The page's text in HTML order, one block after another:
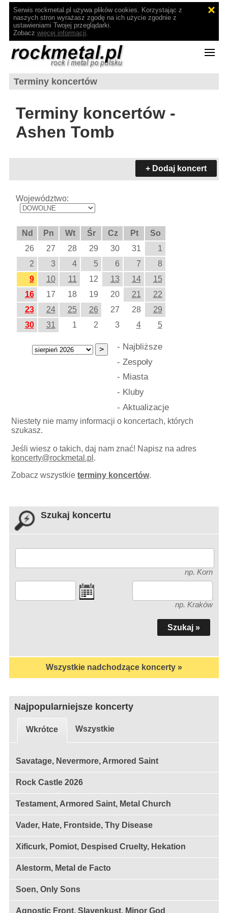
Serwis rockmetal.pl używa plików cookies. Korzystając z
naszych stron wyrażasz zgodę na ich użycie zgodnie z
ustawieniami Twojej przeglądarki.
Zobacz więcej informacji.
Terminy koncertów
Terminy koncertów -
Ashen Tomb
+ Dodaj koncert
Województwo:
Nd Pn Wt Śr Cz Pt
So
26
27 28 29 30 31
1
2
3 4 5 6 7
8
9
10 11 12 13 14
15
16
17 18 19 20 21
22
23
24 25 26 27 28
29
30
31 1 2 3 4 5
- Najbliższe
- Zespoły
- Miasta
- Kluby
- Aktualizacje
Niestety nie mamy informacji o koncertach, których
szukasz.
Jeśli wiesz o takich, daj nam znać! Napisz na adres
koncerty@rockmetal.pl .
Zobacz wszystkieterminy koncertów.
Szukaj koncertu
np. Korn
np. Kraków
Wszystkie nadchodzące koncerty »
Najpopularniejsze koncerty
Wkrótce Wszystkie
Savatage, Nevermore, Armored Saint
Rock Castle 2026
Testament, Armored Saint, Metal Church
Vader, Hate, Frontside, Thy Disease
Xificurk, Pomiot, Despised Cruelty, Hekation
Alestorm, Metal de Facto
Soen, Only Sons
Agnostic Front, Slavenkust, Minor God